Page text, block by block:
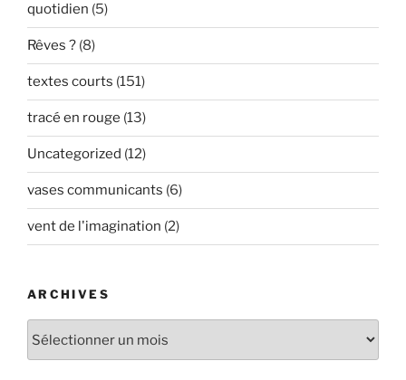
quotidien (5)
Rêves ? (8)
textes courts (151)
tracé en rouge (13)
Uncategorized (12)
vases communicants (6)
vent de l'imagination (2)
ARCHIVES